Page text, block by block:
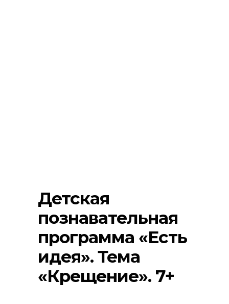
Детская
познавательная
программа «Есть
идея». Тема
«Крещение». 7+